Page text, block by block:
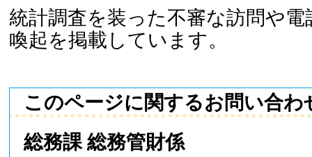
統計調査を装った不審な訪問や電
喚起を掲載しています。
このページに関するお問い合わ
総務課 総務管財係